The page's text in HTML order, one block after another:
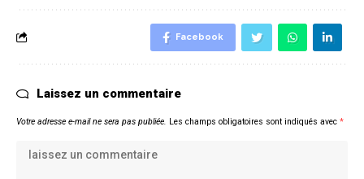
Facebook
Laissez un commentaire
Votre adresse e-mail ne sera pas publiée. Les champs obligatoires sont indiqués avec *